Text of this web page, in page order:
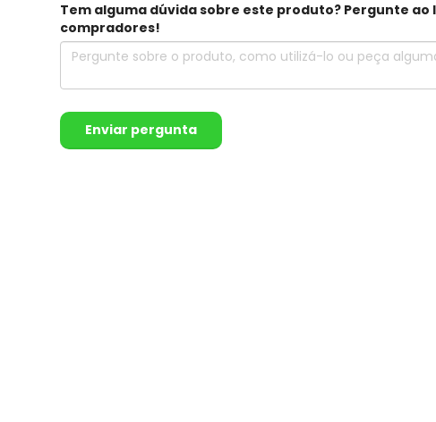
Tem alguma dúvida sobre este produto? Pergunte ao
compradores!
Enviar pergunta